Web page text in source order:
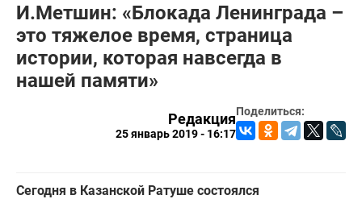
И.Метшин: «Блокада Ленинграда –
это тяжелое время, страница
истории, которая навсегда в
нашей памяти»
Поделиться:
Редакция
25 январь 2019 - 16:17
Сегодня в Казанской Ратуше состоялся